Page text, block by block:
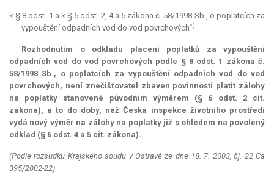
k § 8 odst. 1 a k § 6 odst. 2, 4 a 5 zákona č. 58/1998 Sb., o poplatcích za
vypouštění odpadních vod do vod povrchových*)
Rozhodnutím o odkladu placení poplatků za vypouštění
odpadních vod do vod povrchových podle § 8 odst. 1 zákona č.
58/1998 Sb., o poplatcích za vypouštění odpadních vod do vod
povrchových, není znečišťovatel zbaven povinnosti platit zálohy
na poplatky stanovené původním výměrem (§ 6 odst. 2 cit.
zákona), a to do doby, než Česká inspekce životního prostředí
vydá nový výměr na zálohy na poplatky již s ohledem na povolený
odklad (§ 6 odst. 4 a 5 cit. zákona).
(Podle rozsudku Krajského soudu v Ostravě ze dne 18. 7. 2003, čj. 22 Ca
395/2002-22)